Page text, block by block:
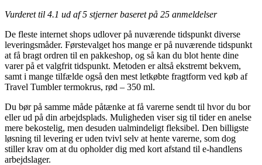
Vurderet til 4.1 ud af 5 stjerner baseret på 25 anmeldelser
De fleste internet shops udlover på nuværende tidspunkt diverse
leveringsmåder. Førstevalget hos mange er på nuværende tidspunkt
at få bragt ordren til en pakkeshop, og så kan du blot hente dine
varer på et valgfrit tidspunkt. Metoden er altså ekstremt bekvem,
samt i mange tilfælde også den mest letkøbte fragtform ved køb af
Travel Tumbler termokrus, rød – 350 ml.
Du bør på samme måde påtænke at få varerne sendt til hvor du bor
eller ud på din arbejdsplads. Muligheden viser sig til tider en anelse
mere bekostelig, men desuden ualmindeligt fleksibel. Den billigste
løsning til levering er uden tvivl selv at hente varerne, som dog
stiller krav om at du opholder dig med kort afstand til e-handlens
arbejdslager.